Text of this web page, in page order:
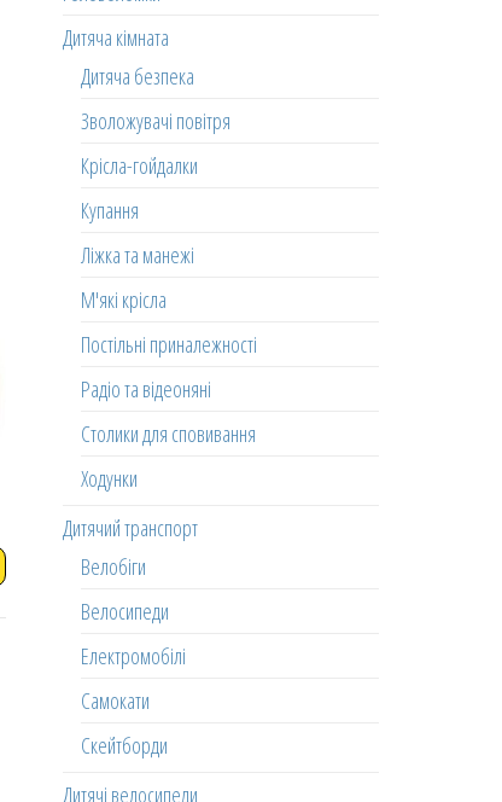
Дитяча кімната
Дитяча безпека
Зволожувачі повітря
Крісла-гойдалки
Купання
Ліжка та манежі
М'які крісла
Постільні приналежності
Радіо та відеоняні
Столики для сповивання
Ходунки
Дитячий транспорт
Велобіги
Велосипеди
Електромобілі
Самокати
Скейтборди
Дитячі велосипеди